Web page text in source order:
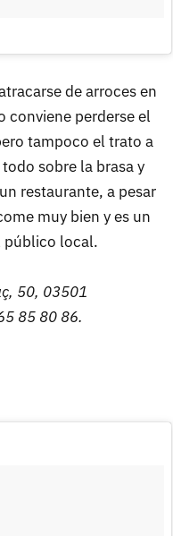
de arroces en
conviene perderse el
tampoco el trato a
sobre la brasa y
restaurante, a pesar
muy bien y es un
público local.
50, 03501
85 80 86.